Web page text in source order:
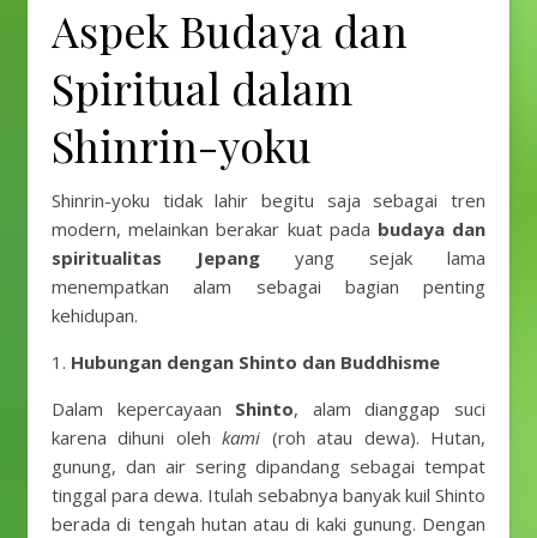
Aspek Budaya dan
Spiritual dalam
Shinrin-yoku
Shinrin-yoku tidak lahir begitu saja sebagai tren
modern, melainkan berakar kuat pada budaya dan
spiritualitas Jepang yang sejak lama
menempatkan alam sebagai bagian penting
kehidupan.
1. Hubungan dengan Shinto dan Buddhisme
Dalam kepercayaan Shinto, alam dianggap suci
karena dihuni olehkami (roh atau dewa). Hutan,
gunung, dan air sering dipandang sebagai tempat
tinggal para dewa. Itulah sebabnya banyak kuil Shinto
berada di tengah hutan atau di kaki gunung. Dengan